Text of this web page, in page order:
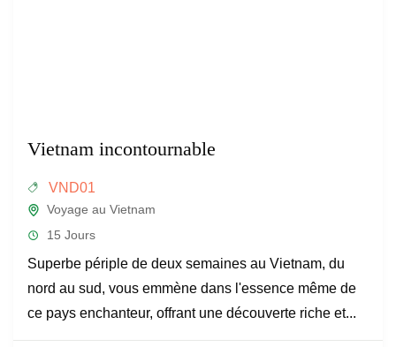
Vietnam incontournable
VND01
Voyage au Vietnam
15 Jours
Superbe périple de deux semaines au Vietnam, du
nord au sud, vous emmène dans l'essence même de
ce pays enchanteur, offrant une découverte riche et...